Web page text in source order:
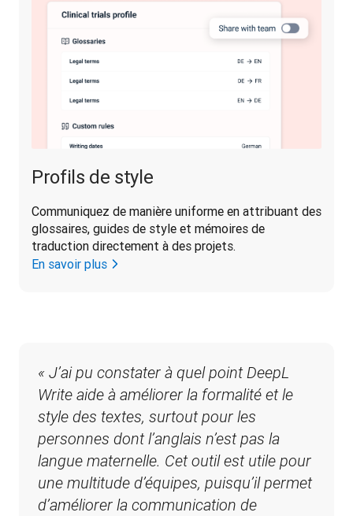
Profils de style
Communiquez de manière uniforme en attribuant des
glossaires, guides de style et mémoires de
traduction directement à des projets.
En savoir plus
« J’ai pu constater à quel point DeepL
Write aide à améliorer la formalité et le
style des textes, surtout pour les
personnes dont l’anglais n’est pas la
langue maternelle. Cet outil est utile pour
une multitude d’équipes, puisqu’il permet
d’améliorer la communication de